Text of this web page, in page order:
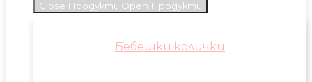
Close Продукти Open Продукти
Бебешки колички